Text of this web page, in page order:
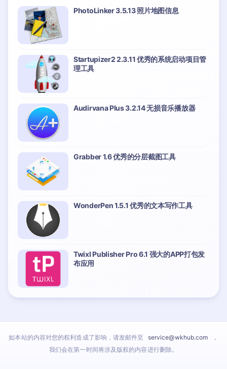
PhotoLinker 3.5.13 照片地图信息
Startupizer2 2.3.11 优秀的系统启动项目管
理工具
Audirvana Plus 3.2.14 无损音乐播放器
Grabber 1.6 优秀的分层截图工具
WonderPen 1.5.1 优秀的文本写作工具
Twixl Publisher Pro 6.1 强大的APP打包发
布应用
如本站的内容对您的权利造成了影响，请发邮件至 service@wkhub.com
，
我们会在第一时间将涉及版权的内容进行删除。